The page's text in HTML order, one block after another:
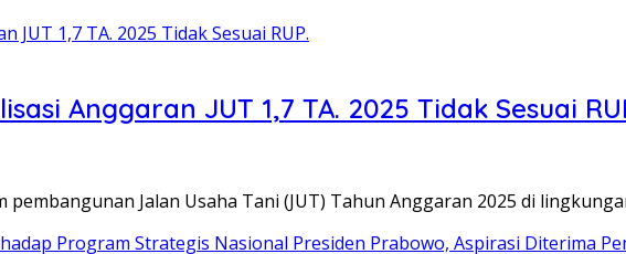
Anggaran JUT 1,7 TA. 2025 Tidak Sesuai
pembangunan Jalan Usaha Tani (JUT) Tahun Anggaran 2025 di